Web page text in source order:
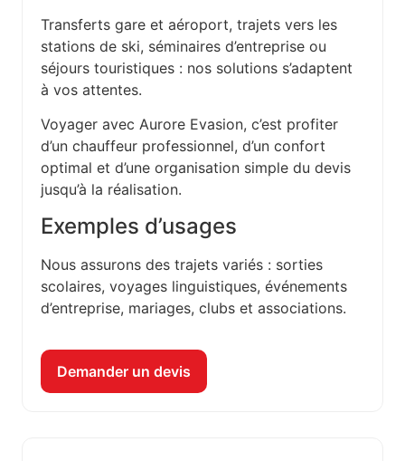
Transferts gare et aéroport, trajets vers les
stations de ski, séminaires d’entreprise ou
séjours touristiques : nos solutions s’adaptent
à vos attentes.
Voyager avec Aurore Evasion, c’est profiter
d’un chauffeur professionnel, d’un confort
optimal et d’une organisation simple du devis
jusqu’à la réalisation.
Exemples d’usages
Nous assurons des trajets variés : sorties
scolaires, voyages linguistiques, événements
d’entreprise, mariages, clubs et associations.
Demander un devis